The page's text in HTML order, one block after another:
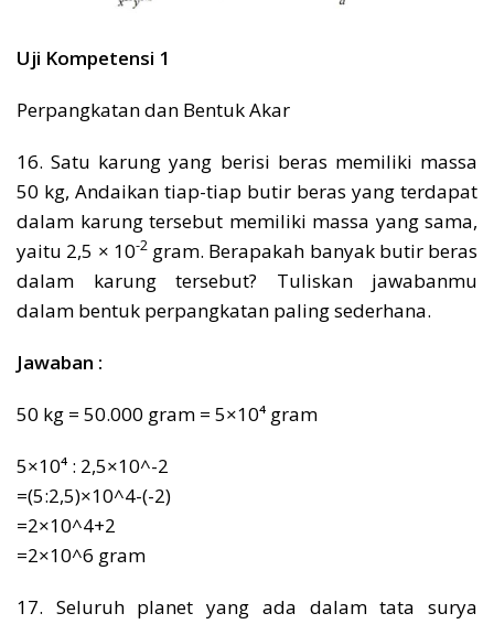
Uji Kompetensi 1
Perpangkatan dan Bentuk Akar
16. Satu karung yang berisi beras memiliki massa
50 kg, Andaikan tiap-tiap butir beras yang terdapat
dalam karung tersebut memiliki massa yang sama,
yaitu 2,5 × 10-2gram. Berapakah banyak butir beras
dalam karung tersebut? Tuliskan jawabanmu
dalam bentuk perpangkatan paling sederhana.
Jawaban :
50 kg = 50.000 gram = 5×10⁴ gram
5×10⁴ : 2,5×10^-2
=(5:2,5)×10^4-(-2)
=2×10^4+2
=2×10^6 gram
17. Seluruh planet yang ada dalam tata surya